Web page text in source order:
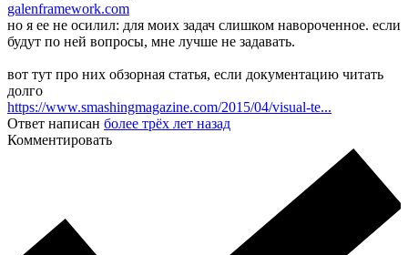
galenframework.com
но я ее не осилил: для моих задач слишком навороченное. если
будут по ней вопросы, мне лучше не задавать.
вот тут про них обзорная статья, если документацию читать
долго
https://www.smashingmagazine.com/2015/04/visual-te...
Ответ написан более трёх лет назад
Комментировать